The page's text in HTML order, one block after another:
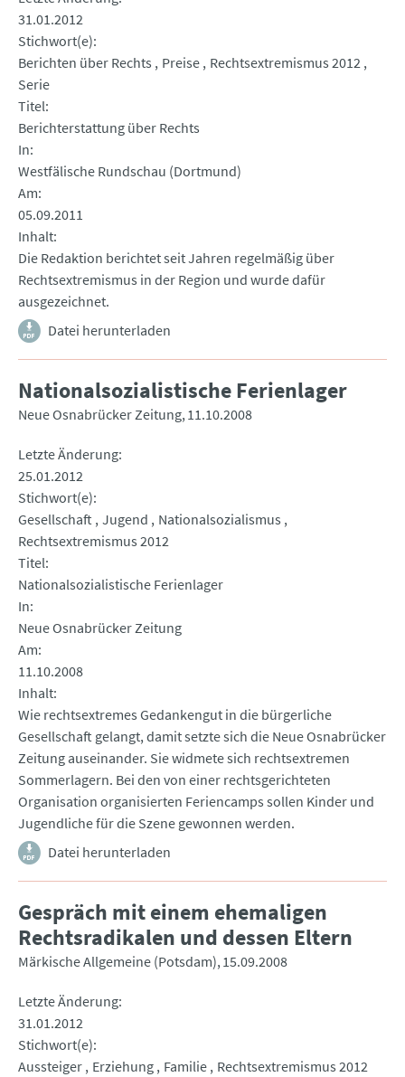
31.01.2012
Stichwort(e)
Berichten über Rechts
Preise Rechtsextremismus 2012
Serie
Titel
Berichterstattung über Rechts
In
Westfälische Rundschau (Dortmund)
Am
05.09.2011
Inhalt
Die Redaktion berichtet seit Jahren regelmäßig über
Rechtsextremismus in der Region und wurde dafür
ausgezeichnet.
Datei herunterladen
Nationalsozialistische Ferienlager
Neue Osnabrücker Zeitung 11.10.2008
Letzte Änderung
25.01.2012
Stichwort(e)
Gesellschaft Jugend
Nationalsozialismus
Rechtsextremismus 2012
Titel
Nationalsozialistische Ferienlager
In
Neue Osnabrücker Zeitung
Am
11.10.2008
Inhalt
Wie rechtsextremes Gedankengut in die bürgerliche
Gesellschaft gelangt, damit setzte sich die Neue Osnabrücker
Zeitung auseinander. Sie widmete sich rechtsextremen
Sommerlagern. Bei den von einer rechtsgerichteten
Organisation organisierten Feriencamps sollen Kinder und
Jugendliche für die Szene gewonnen werden.
Datei herunterladen
Gespräch mit einem ehemaligen
Rechtsradikalen und dessen Eltern
Märkische Allgemeine (Potsdam) 15.09.2008
Letzte Änderung
31.01.2012
Stichwort(e)
Aussteiger Erziehung Familie Rechtsextremismus 2012